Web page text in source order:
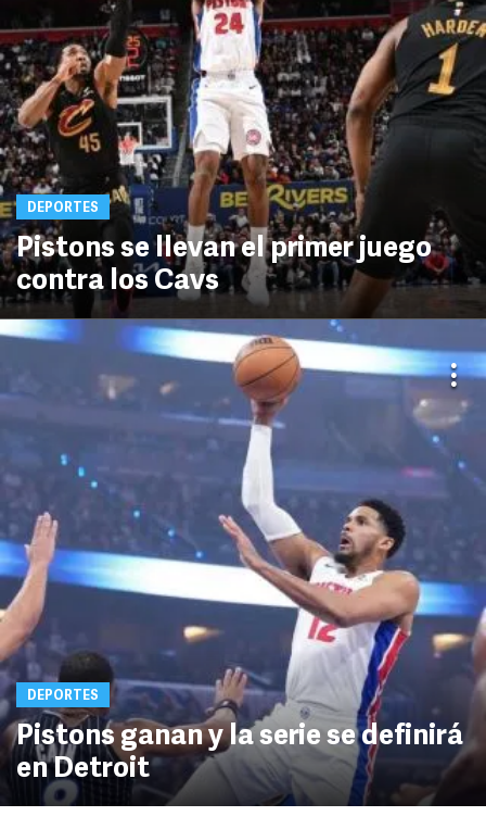
DEPORTES
Pistons se llevan el primer juego
contra los Cavs
DEPORTES
Pistons ganan y la serie se definirá
en Detroit